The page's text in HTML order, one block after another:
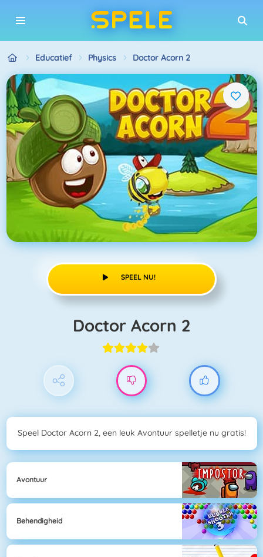
Educatief Physics Doctor Acorn 2
SPEEL NU!
Doctor Acorn 2
Speel Doctor Acorn 2, een leuk Avontuur spelletje nu gratis!
Avontuur
Behendigheid